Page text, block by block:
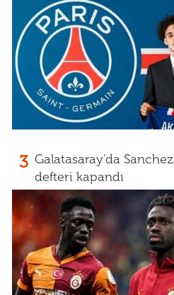
3 Galatasaray'da Sanchez
defteri kapandı